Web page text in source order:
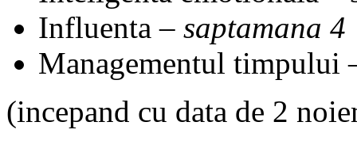
Influenta – saptamana 4
Managementul timpului
(incepand cu data de 2